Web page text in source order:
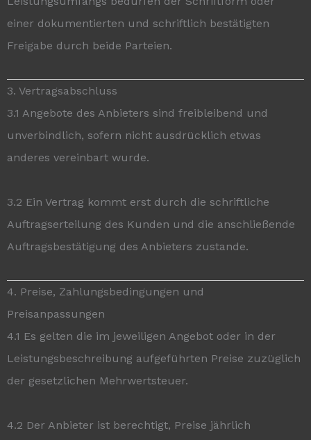
einer dokumentierten und schriftlich bestätigten
Freigabe durch beide Parteien.
3. Vertragsabschluss
3.1 Angebote des Anbieters sind freibleibend und
unverbindlich, sofern nicht ausdrücklich etwas
anderes vereinbart wurde.
3.2 Ein Vertrag kommt erst durch die schriftliche
Auftragserteilung des Kunden und die anschließende
Auftragsbestätigung des Anbieters zustande.
4. Preise, Zahlungsbedingungen und
Preisanpassungen
4.1 Es gelten die im jeweiligen Angebot oder in der
Leistungsbeschreibung aufgeführten Preise zuzüglich
der gesetzlichen Mehrwertsteuer.
4.2 Der Anbieter ist berechtigt, Preise jährlich